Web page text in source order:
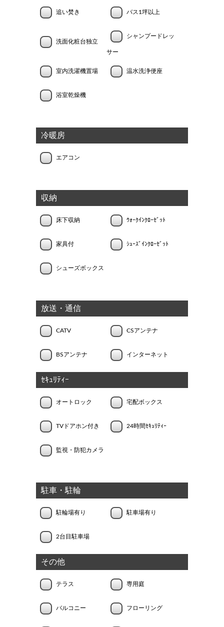
追い焚き バス1坪以上
洗面化粧台独立
シャンプードレッ
サー
室内洗濯機置場 温水洗浄便座
浴室乾燥機
冷暖房
エアコン
収納
床下収納 ｳｫｰｸｲﾝｸﾛｰｾﾞｯﾄ
家具付 ｼｭｰｽﾞｲﾝｸﾛｰｾﾞｯﾄ
シューズボックス
放送・通信
CATV CSアンテナ
BSアンテナ インターネット
ｾｷｭﾘﾃｨｰ
オートロック 宅配ボックス
TVドアホン付き 24時間ｾｷｭﾘﾃｨｰ
監視・防犯カメラ
駐車・駐輪
駐輪場有り 駐車場有り
2台目駐車場
その他
テラス 専用庭
バルコニー フローリング